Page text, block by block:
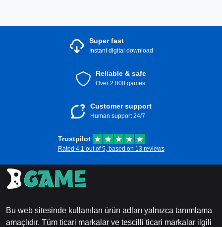
Super fast
Instant digital download
Reliable & safe
Over 2.000 games
Customer support
Human support 24/7
Trustpilot
Rated 4.1 out of 5, based on 13 reviews
Bu web sitesinde kullanılan ürün adları yalnızca tanımlama
amaçlıdır. Tüm ticari markalar ve tescilli ticari markalar ilgili